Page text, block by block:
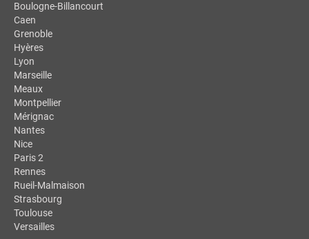
Boulogne-Billancourt
Caen
Grenoble
Hyères
Lyon
Marseille
Meaux
Montpellier
Mérignac
Nantes
Nice
Paris 2
Rennes
Rueil-Malmaison
Strasbourg
Toulouse
Versailles